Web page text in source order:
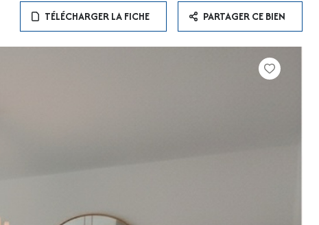
TÉLÉCHARGER LA FICHE PARTAGER CE BIEN